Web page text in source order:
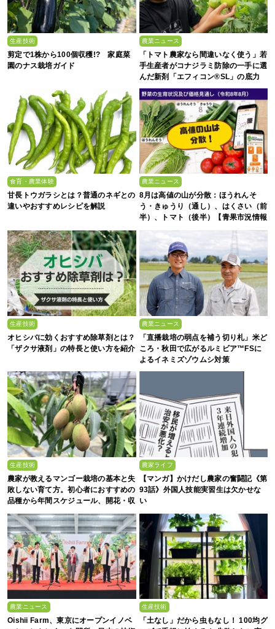
生産技術
剪定で1株から100個収穫!? 家庭菜
園のナス栽培ガイド
農業ニュース
「トマト農家なら間違いなく使う」若
手生産者がコナジラミ防除の一手に選
んだ新剤「エフィコン®SL」の底力
食育・農業体験
甘長トウガラシとは？普通のネギとの
違いやおすすめレシピを解説
農業ニュース
8月は高値の山が分散：ほうれんそ
う・きゅうり（通し）、はくさい（前
半）、トマト（後半）【青果市況情報
アプリ「YAOYASAN」】
生産技術
オヒシバに効くおすすめ除草剤とは？
「ザクサ液剤」の特長と使い方を紹介
農業ニュース
「直播栽培の弱点を補う切り札」米ど
ころ・秋田で広がるルミビア™FSに
よるイネミズゾウムシ対策
生産技術
農家が教えるマンゴー栽培の基本と失
敗しない育て方。初心者におすすめの
品種から年間スケジュール、開花・収
農家ライフ
【マンガ】かけだし農家の奮闘記《第
93話》外国人技能実習生は欠かせな
い
農業ニュース
Oishii Farm、東京にオープンイノベ
生産技術
「土なし」だから虫もなし！ 100均グ